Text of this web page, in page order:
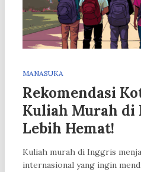
MANASUKA
Rekomendasi
Kuliah Murah di
Lebih Hemat!
Kuliah murah di Inggris
internasional yang ingin